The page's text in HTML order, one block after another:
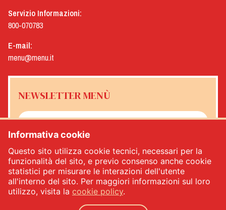
Servizio Informazioni:
800-070783
E-mail:
menu@menu.it
NEWSLETTER MENÙ
ISCRIVITI
Informativa cookie
Questo sito utilizza cookie tecnici, necessari per la
funzionalità del sito, e previo consenso anche cookie
statistici per misurare le interazioni dell'utente
all'interno del sito. Per maggiori informazioni sul loro
utilizzo, visita la cookie policy.